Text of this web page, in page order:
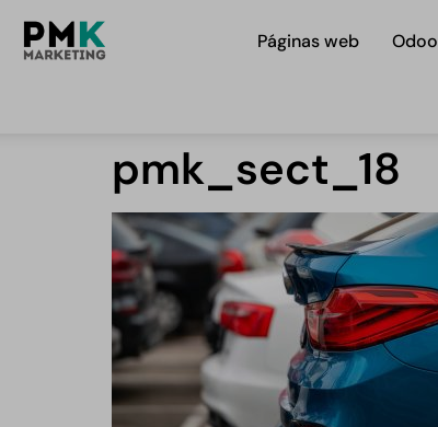
Páginas web Odoo
pmk_sect_18